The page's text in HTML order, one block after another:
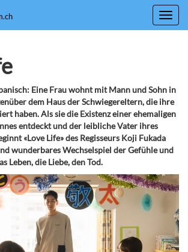
Eine Frau wohnt mit Mann und Sohn in
dem Haus der Schwiegereltern, die ihre
haben. Als sie die Existenz einer ehemaligen
entdeckt und der leibliche Vater ihres
«Love Life» des Regisseurs Koji Fukada
wunderbares Wechselspiel der Gefühle und
Leben, die Liebe, den Tod.